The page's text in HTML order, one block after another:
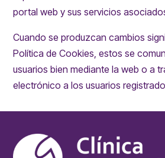
portal web y sus servicios
Cuando se produzcan cambios
Política de Cookies, estos se
usuarios bien mediante la web o a
electrónico a los usuarios